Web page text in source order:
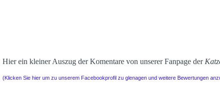
Hier ein kleiner Auszug der Komentare von unserer Fanpage der
(Klicken Sie hier um zu unserem Facebookprofil zu glenagen und weitere Bewertungen